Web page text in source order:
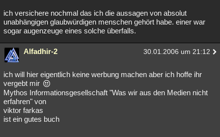
ich versichere nochmal das ich die aussagen von absolut
unabhängigen glaubwürdigen menschen gehört habe. einer war
sogar augenzeuge eines solche überfalls.
Alfadhir-2 30.01.2006 um 21:12
ich will hier eigentlich keine werbung machen aber ich hoffe ihr
vergebt mir
Mythos Informationsgesellschaft "Was wir aus den Medien nicht
erfahren" von
viktor farkas
ist ein gutes buch